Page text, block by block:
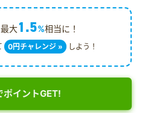
大1.5%相当に！
0円チャレンジ » しよう！
ポイントGET!